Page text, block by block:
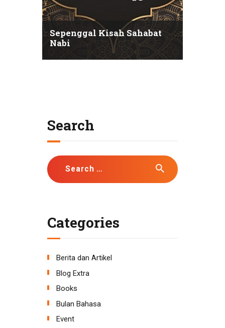
Sepenggal Kisah Sahabat
Nabi
Search
Search
for:
Categories
Berita dan Artikel
Blog Extra
Books
Bulan Bahasa
Event